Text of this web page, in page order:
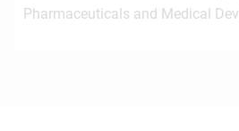
Pharmaceuticals and Medical